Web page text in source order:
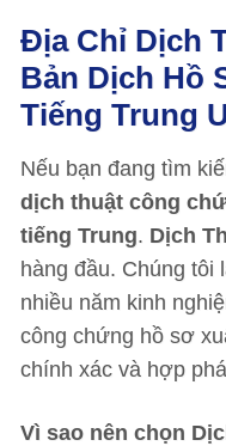
Địa Chỉ Dịch
Bản Dịch Hồ
Tiếng Trung
Nếu bạn đang tìm
dịch thuật công
tiếng Trung. Dịch
hàng đầu. Chúng tôi
nhiều năm kinh
công chứng hồ sơ
chính xác và hợp
Vì sao nên chọn